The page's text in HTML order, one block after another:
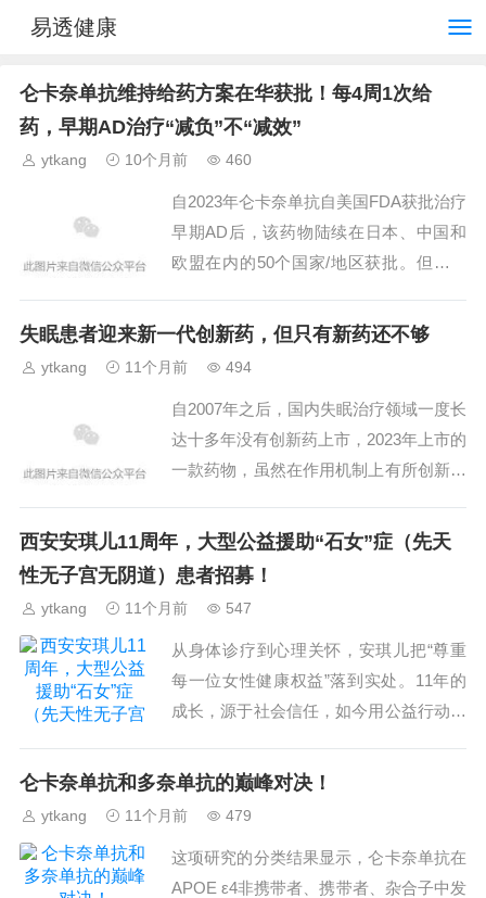
易透健康
仑卡奈单抗维持给药方案在华获批！每4周1次给
药，早期AD治疗“减负”不“减效”
ytkang 10个月前 460
自2023年仑卡奈单抗自美国FDA获批治疗
早期AD后，该药物陆续在日本、中国和
欧盟在内的50个国家/地区获批。但其并
给药方案上的持续探索，旨在为AD患者
失眠患者迎来新一代创新药，但只有新药还不够
ytkang 11个月前 494
自2007年之后，国内失眠治疗领域一度长
达十多年没有创新药上市，2023年上市的
一款药物，虽然在作用机制上有所创新，
同类药物使用历史已超过半个世纪。今年
5月底获批的...
西安安琪儿11周年，大型公益援助“石女”症（先天
性无子宫无阴道）患者招募！
ytkang 11个月前 547
从身体诊疗到心理关怀，安琪儿把“尊重
每一位女性健康权益”落到实处。11年的
成长，源于社会信任，如今用公益行动回
完整人生。...
仑卡奈单抗和多奈单抗的巅峰对决！
ytkang 11个月前 479
这项研究的分类结果显示，仑卡奈单抗在
APOE ε4非携带者、携带者、杂合子中发